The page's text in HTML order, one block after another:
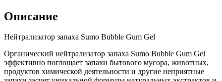
Описание
Нейтрализатор запаха Sumo Bubble Gum Gel
Органический нейтрализатор запаха Sumo Bubble Gum Gel
эффективно поглощает запахи бытового мусора, животных,
продуктов химической деятельности и другие неприятные